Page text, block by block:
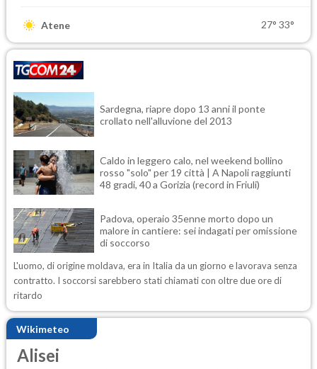
Atene 27° 33°
Sardegna, riapre dopo 13 anni il ponte
crollato nell'alluvione del 2013
Caldo in leggero calo, nel weekend bollino
rosso "solo" per 19 città | A Napoli raggiunti
48 gradi, 40 a Gorizia (record in Friuli)
Padova, operaio 35enne morto dopo un
malore in cantiere: sei indagati per omissione
di soccorso
L'uomo, di origine moldava, era in Italia da un giorno e lavorava senza
contratto. I soccorsi sarebbero stati chiamati con oltre due ore di
ritardo
Wikimeteo
Alisei